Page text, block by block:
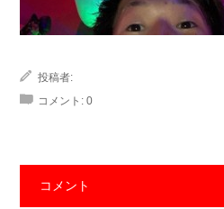
投稿者:
コメント: 0
コメント